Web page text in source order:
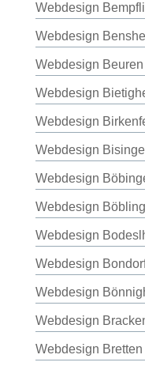
Webdesign
Webdesign
Webdesign Beuren
Webdesign
Webdesign
Webdesign
Webdesign
Webdesign
Webdesign
Webdesign
Webdesign
Webdesign
Webdesign Bretten